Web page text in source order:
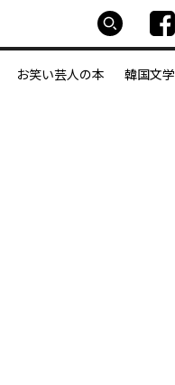
お笑い芸人の本 韓国文学